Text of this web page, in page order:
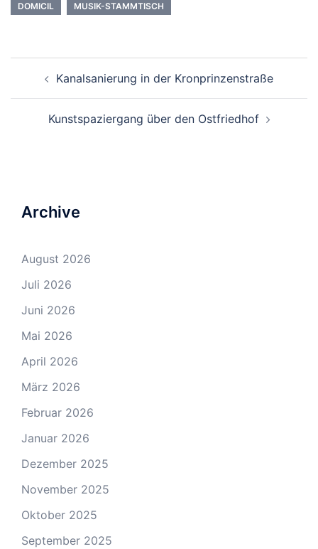
DOMICIL MUSIK-STAMMTISCH
Navigation
Kanalsanierung in der Kronprinzenstraße
Kunstspaziergang über den Ostfriedhof
Archive
August 2026
Juli 2026
Juni 2026
Mai 2026
April 2026
März 2026
Februar 2026
Januar 2026
Dezember 2025
November 2025
Oktober 2025
September 2025